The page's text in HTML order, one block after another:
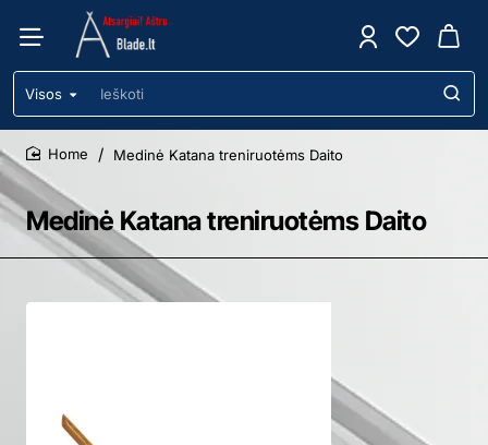
Visos
Ieškoti
Medinė Katana treniruotėms Daito
home
Medinė Katana treniruotėms Daito